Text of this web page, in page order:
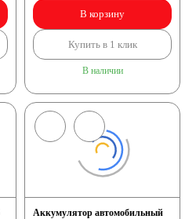
В корзину
Купить в 1 клик
В наличии
Аккумулятор автомобильный